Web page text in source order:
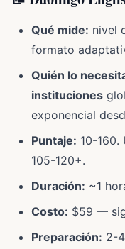
Qué mide: nivel
formato
Quién lo
instituciones
exponencial
Puntaje: 10-160.
105-120+.
Duración: ~1
Costo: $59 —
Preparación: 2-